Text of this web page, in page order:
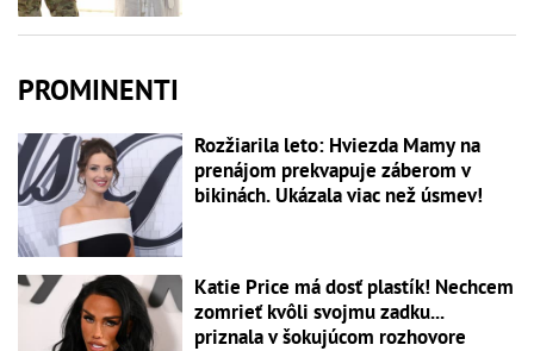
PROMINENTI
Rozžiarila leto: Hviezda Mamy na
prenájom prekvapuje záberom v
bikinách. Ukázala viac než úsmev!
Katie Price má dosť plastík! Nechcem
zomrieť kvôli svojmu zadku...
priznala v šokujúcom rozhovore